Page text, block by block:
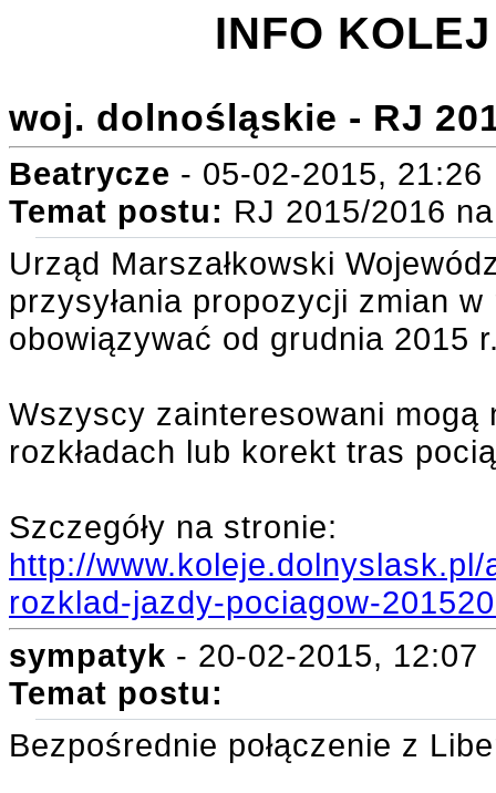
INFO
woj. dolnośląskie - RJ
Beatrycze - 05-02-2015, 21:26
Temat postu: RJ 2015/2016
Urząd Marszałkowski
przysyłania propozycji zmian
obowiązywać od grudnia 2015
Wszyscy zainteresowani mogą
rozkładach lub korekt tras
Szczegóły na stronie:
http://
rozklad-jazdy-pociagow-
sympatyk - 20-02-2015, 12:07
Temat postu:
Bezpośrednie połączenie z